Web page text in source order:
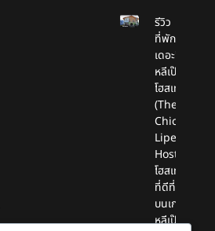
รีวิว
ที่พัก
เดอะชิค
หลีเป๊ะ
โฮสเทล
(The
Chic
Lipe
Hostel)
โฮสเทล
ที่ดีที่สุด
บนเกาะ
หลีเป๊ะ